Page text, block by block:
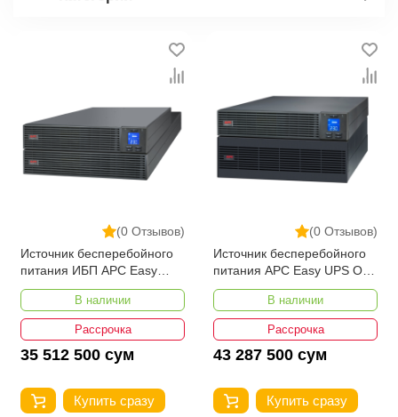
(0 Отзывов)
Источник бесперебойного
питания ИБП APC Easy
UPS SRV, 10 000 ВА, 230 В
В наличии
Рассрочка
35 512 500 сум
Купить сразу
(0 Отзывов)
Источник бесперебойного
питания APC Easy UPS On-
Line, 10kVA/10kW,
Rackmount 5U, 230V
В наличии
Рассрочка
43 287 500 сум
Купить сразу